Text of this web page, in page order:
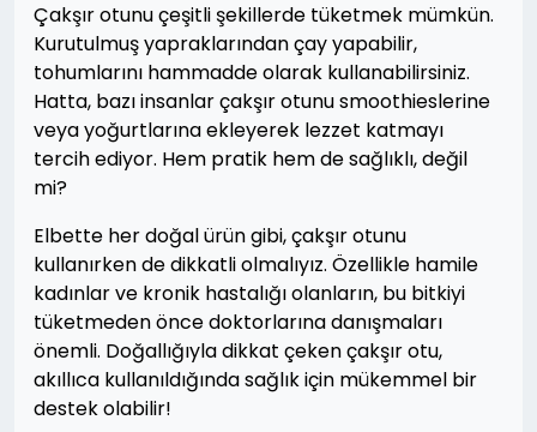
Çakşır otunu çeşitli şekillerde tüketmek mümkün.
Kurutulmuş yapraklarından çay yapabilir,
tohumlarını hammadde olarak kullanabilirsiniz.
Hatta, bazı insanlar çakşır otunu smoothieslerine
veya yoğurtlarına ekleyerek lezzet katmayı
tercih ediyor. Hem pratik hem de sağlıklı, değil
mi?
Elbette her doğal ürün gibi, çakşır otunu
kullanırken de dikkatli olmalıyız. Özellikle hamile
kadınlar ve kronik hastalığı olanların, bu bitkiyi
tüketmeden önce doktorlarına danışmaları
önemli. Doğallığıyla dikkat çeken çakşır otu,
akıllıca kullanıldığında sağlık için mükemmel bir
destek olabilir!